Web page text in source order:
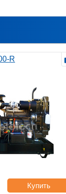
R
Купить